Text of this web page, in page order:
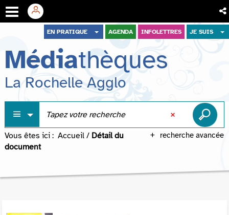
menu
contenu
recherche
EN PRATIQUE AGENDA INFOLETTRES JE SUIS
Médiathèques
La Rochelle Agglo
recherche avancée
Vous êtes ici : Accueil / Détail du
document